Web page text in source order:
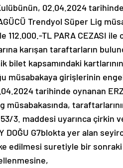
02.04.2024
Trendyol Süper Lig
TL PARA CEZASI ile
karışan taraftarların
bilet kapsamındaki
müsabakaya girişlerinin
tarihinde oynanan
müsabakasında,
3. maddesi uyarınca çirkin
DOĞU G7blokta yer alan
edilmesi suretiyle bir